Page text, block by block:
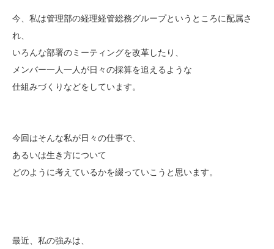
今、私は管理部の経理経管総務グループというところに配属さ
れ、
いろんな部署のミーティングを改革したり、
メンバー一人一人が日々の採算を追えるような
仕組みづくりなどをしています。
今回はそんな私が日々の仕事で、
あるいは生き方について
どのように考えているかを綴っていこうと思います。
最近、私の強みは、